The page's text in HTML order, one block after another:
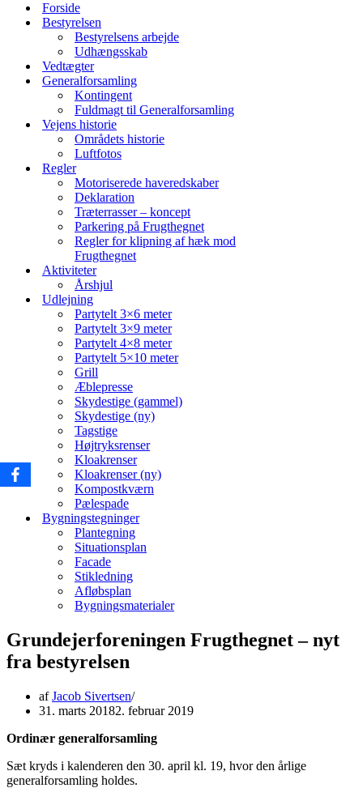
Forside
Bestyrelsen
Bestyrelsens arbejde
Udhængsskab
Vedtægter
Generalforsamling
Kontingent
Fuldmagt til Generalforsamling
Vejens historie
Områdets historie
Luftfotos
Regler
Motoriserede haveredskaber
Deklaration
Træterrasser – koncept
Parkering på Frugthegnet
Regler for klipning af hæk mod
Frugthegnet
Aktiviteter
Årshjul
Udlejning
Partytelt 3×6 meter
Partytelt 3×9 meter
Partytelt 4×8 meter
Partytelt 5×10 meter
Grill
Æblepresse
Skydestige (gammel)
Skydestige (ny)
Tagstige
Højtryksrenser
Kloakrenser
Kloakrenser (ny)
Kompostkværn
Pælespade
Bygningstegninger
Plantegning
Situationsplan
Facade
Stikledning
Afløbsplan
Bygningsmaterialer
Grundejerforeningen Frugthegnet – nyt
fra bestyrelsen
afJacob Sivertsen
31. marts 20182. februar 2019
Ordinær generalforsamling
Sæt kryds i kalenderen den 30. april kl. 19, hvor den årlige
generalforsamling holdes.